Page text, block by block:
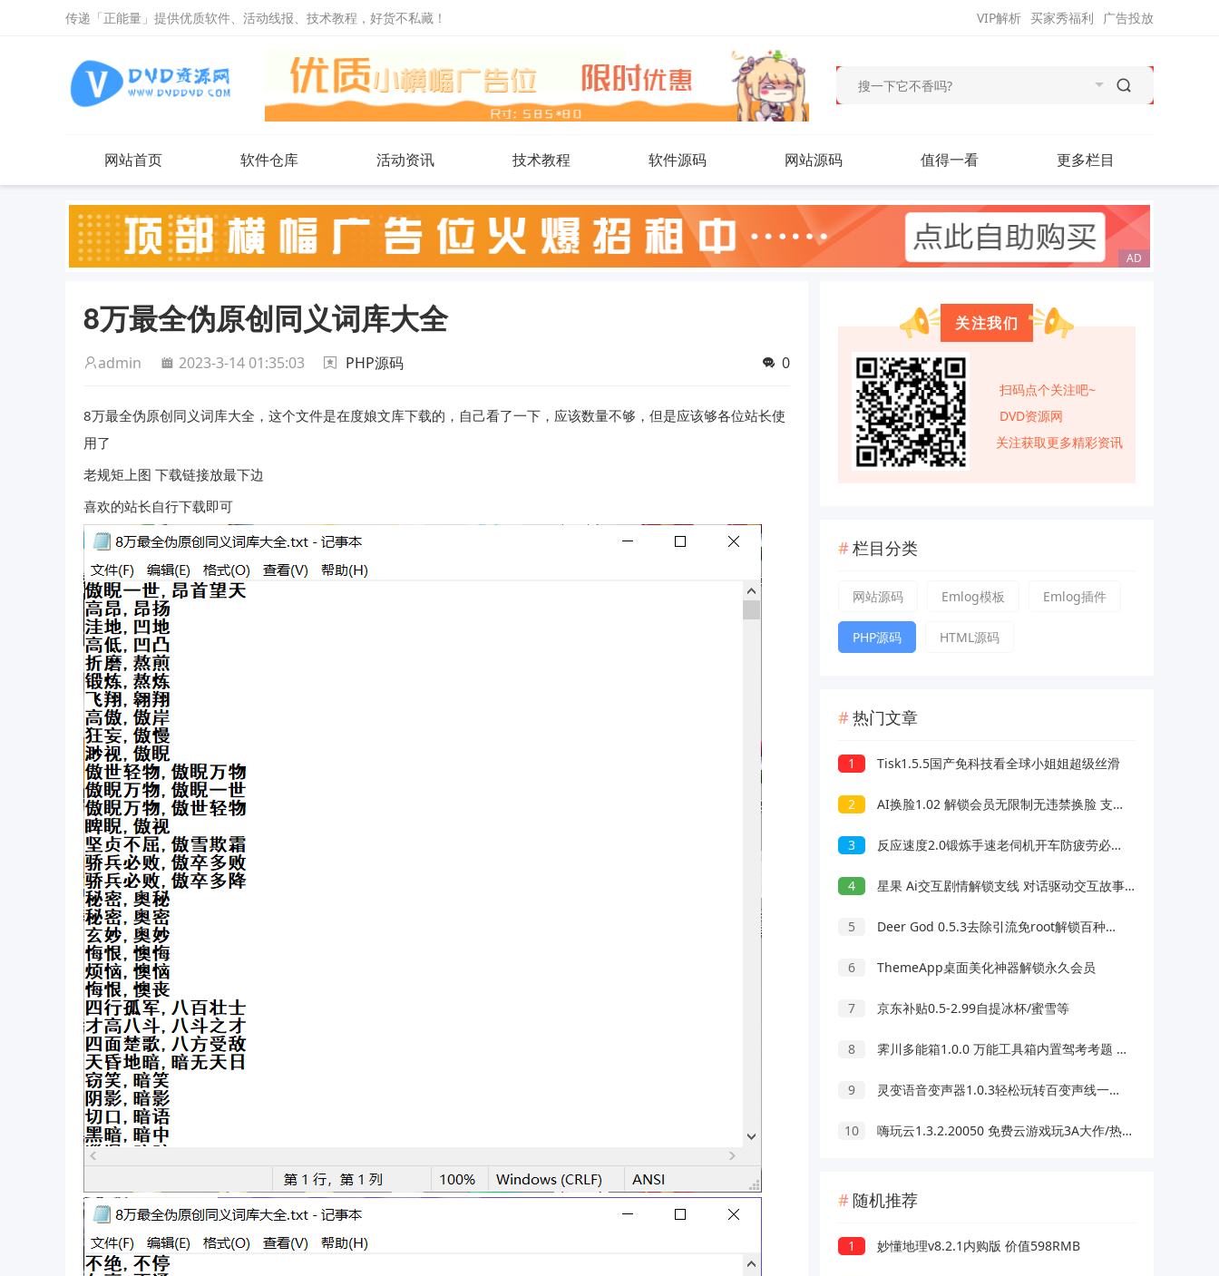
传递「正能量」提供优质软件、活动线报、技术教程，好货不私藏！ 广告投放
买家秀福利
VIP解析
网站首页 软件仓库 活动资讯 技术教程 软件源码 网站源码 值得一看 更多栏目
8万最全伪原创同义词库大全
admin 2023-3-14 01:35:03 PHP源码 0
8万最全伪原创同义词库大全，这个文件是在度娘文库下载的，自己看了一下，应该数量不够，但是应该够各位站长使
用了
老规矩上图 下载链接放最下边
喜欢的站长自行下载即可
关注我们
扫码点个关注吧~
DVD资源网
关注获取更多精彩资讯
栏目分类
网站源码 Emlog模板 Emlog插件
PHP源码 HTML源码
热门文章
1 Tisk1.5.5国产免科技看全球小姐姐超级丝滑
2 AI换脸1.02 解锁会员无限制无违禁换脸 支持照片/视频
3 反应速度2.0锻炼手速老伺机开车防疲劳必备
4 星果 Ai交互剧情解锁支线 对话驱动交互故事剧情
5 Deer God 0.5.3去除引流免root解锁百种软件会员
6 ThemeApp桌面美化神器解锁永久会员
7 京东补贴0.5-2.99自提冰杯/蜜雪等
8 霁川多能箱1.0.0 万能工具箱内置驾考考题 去水印等功能
9 灵变语音变声器1.0.3轻松玩转百变声线一键变声
10 嗨玩云1.3.2.20050 免费云游戏玩3A大作/热门游戏 无延迟免下载
随机推荐
1 妙懂地理v8.2.1内购版 价值598RMB